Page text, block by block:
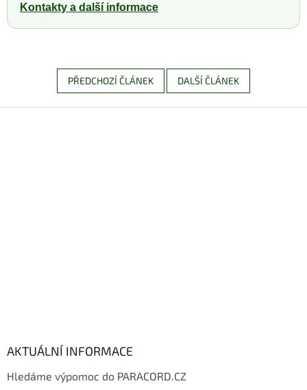
Kontakty a další informace
PŘEDCHOZÍ ČLÁNEK DALŠÍ ČLÁNEK
AKTUÁLNÍ INFORMACE
Hledáme výpomoc do PARACORD.CZ